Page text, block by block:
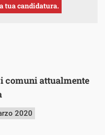
tua candidatura.
i comuni attualmente
2020